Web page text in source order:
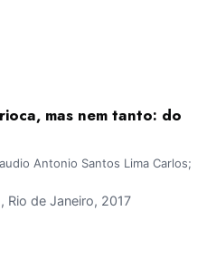
mas nem tanto: do
Antonio Santos Lima Carlos;
Rio de Janeiro, 2017